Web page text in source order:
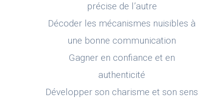
précise de l’autre
Décoder les mécanismes nuisibles à
une bonne communication
Gagner en confiance et en
authenticité
Développer son charisme et son sens